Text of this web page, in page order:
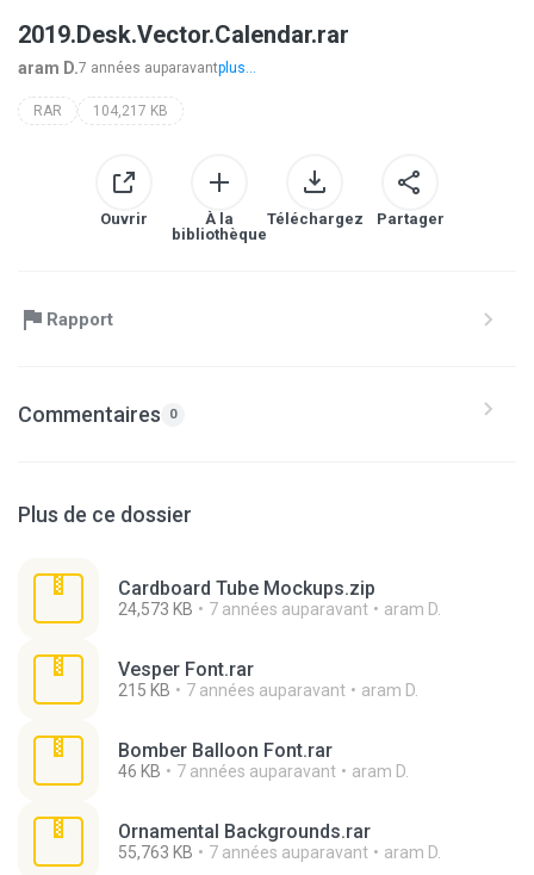
2019.Desk.Vector.Calendar.rar
aram D.7 années auparavantplus...
RAR 104,217 KB
Ouvrir
À la
bibliothèque
Téléchargez Partager
Rapport
Commentaires 0
Plus de ce dossier
Cardboard Tube Mockups.zip
24,573 KB 7 années auparavant aram D.
Vesper Font.rar
215 KB 7 années auparavant aram D.
Bomber Balloon Font.rar
46 KB 7 années auparavant aram D.
Ornamental Backgrounds.rar
55,763 KB 7 années auparavant aram D.